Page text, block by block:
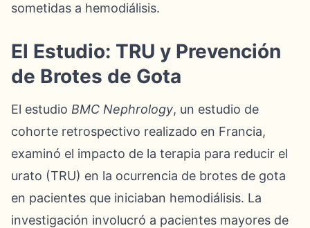
sometidas a hemodiálisis.
El Estudio: TRU y Prevención
de Brotes de Gota
El estudio BMC Nephrology, un estudio de
cohorte retrospectivo realizado en Francia,
examinó el impacto de la terapia para reducir el
urato (TRU) en la ocurrencia de brotes de gota
en pacientes que iniciaban hemodiálisis. La
investigación involucró a pacientes mayores de